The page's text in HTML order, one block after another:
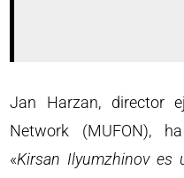
Jan Harzan, director
Network (MUFON),
«Kirsan Ilyumzhinov